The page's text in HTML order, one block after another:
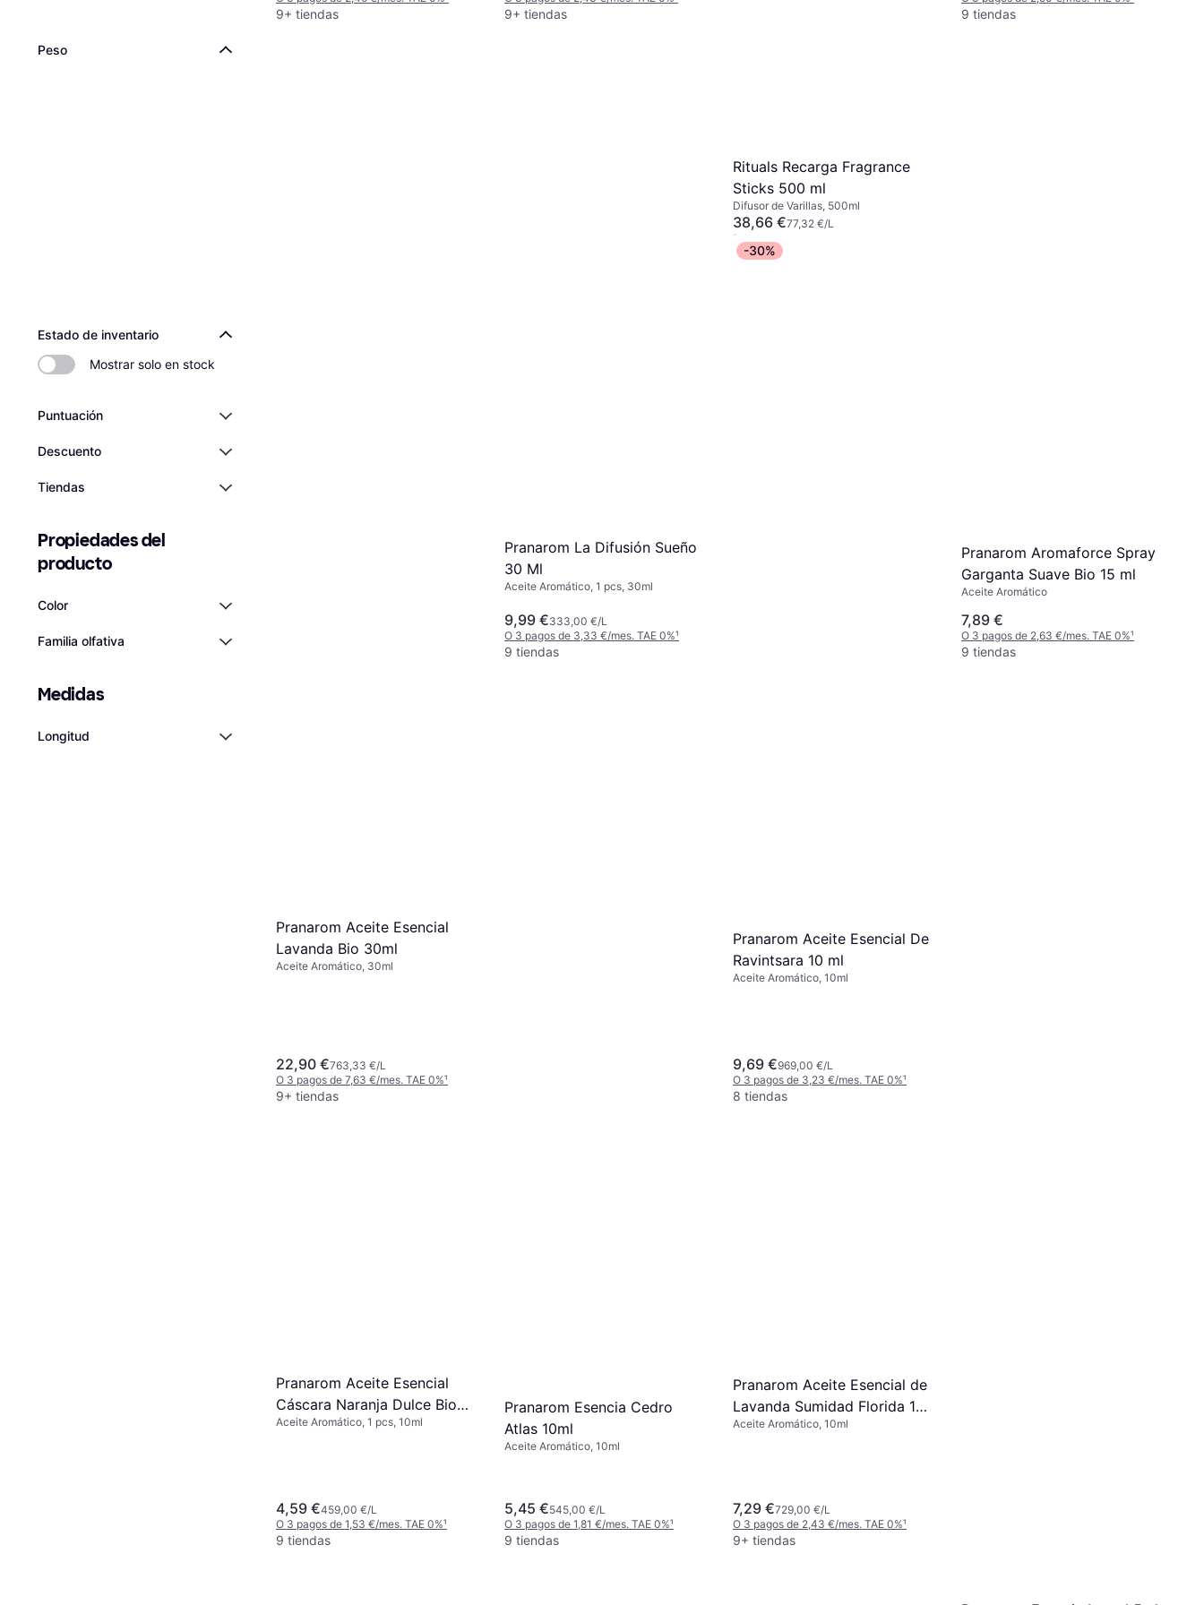
Peso
Estado de inventario
Mostrar solo en stock
Puntuación
Descuento
Tiendas
Propiedades del
producto
Color
Familia olfativa
Medidas
Longitud
9+ tiendas 9+ tiendas
Rituals Recarga Fragrance
Sticks 500 ml
Difusor de Varillas, 500ml
38,66 €77,32 €/L
O 3 pagos de 12,88 €/mes. TAE 0%
9 tiendas
9 tiendas
Pranarom La Difusión Sueño
30 Ml
Aceite Aromático, 1 pcs, 30ml
9,99 €333,00 €/L
O 3 pagos de 3,33 €/mes. TAE 0%¹
9 tiendas
-30%
Pranarom Aromaforce Spray
Garganta Suave Bio 15 ml
Aceite Aromático
7,89 €
O 3 pagos de 2,63 €/mes. TAE 0%¹
9 tiendas
Pranarom Aceite Esencial
Lavanda Bio 30ml
Aceite Aromático, 30ml
22,90 €763,33 €/L
O 3 pagos de 7,63 €/mes. TAE 0%¹
9+ tiendas
Pranarom Aceite Esencial De
Ravintsara 10 ml
Aceite Aromático, 10ml
9,69 €969,00 €/L
O 3 pagos de 3,23 €/mes. TAE 0%¹
8 tiendas
Pranarom Aceite Esencial
Cáscara Naranja Dulce Bio
10ml
Aceite Aromático, 1 pcs, 10ml
4,59 €459,00 €/L
O 3 pagos de 1,53 €/mes. TAE 0%¹
9 tiendas
Pranarom Esencia Cedro
Atlas 10ml
Aceite Aromático, 10ml
5,45 €545,00 €/L
O 3 pagos de 1,81 €/mes. TAE 0%¹
9 tiendas
Pranarom Aceite Esencial de
Lavanda Sumidad Florida 10
Mililitros
Aceite Aromático, 10ml
7,29 €729,00 €/L
O 3 pagos de 2,43 €/mes. TAE 0%¹
9+ tiendas